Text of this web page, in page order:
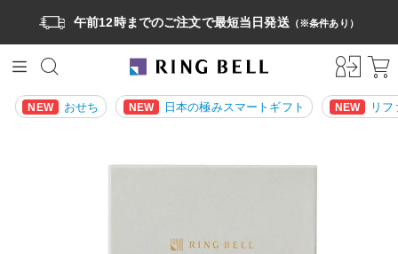
午前12時までのご注文で最短当日発送（※条件あり）
NEW おせち NEW 日本の極みスマートギフト NEW リ